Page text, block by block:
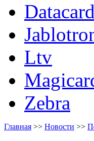
Datacard
Ltv
Zebra
Главная >> Новости >>